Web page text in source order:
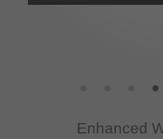
Enhanced